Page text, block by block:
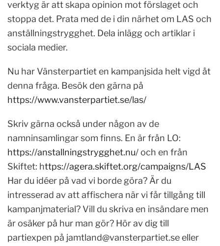
verktyg är att skapa opinion mot förslaget och
stoppa det. Prata med de i din närhet om LAS och
anställningstrygghet. Dela inlägg och artiklar i
sociala medier.
Nu har Vänsterpartiet en kampanjsida helt vigd åt
denna fråga. Besök den gärna på
https://www.vansterpartiet.se/las/
Skriv gärna också under någon av de
namninsamlingar som finns. En är från LO:
https://anstallningstrygghet.nu/ och en från
Skiftet: https://agera.skiftet.org/campaigns/LAS
Har du idéer på vad vi borde göra? Är du
intresserad av att affischera när vi får tillgång till
kampanjmaterial? Vill du skriva en insändare men
är osäker på hur man gör? Hör av dig till
partiexpen på jamtland@vansterpartiet.seeller